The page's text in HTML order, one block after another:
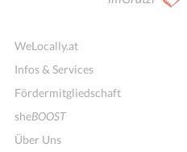
WeLocally.at
Infos & Services
Fördermitgliedschaft
sheBOOST
Über Uns